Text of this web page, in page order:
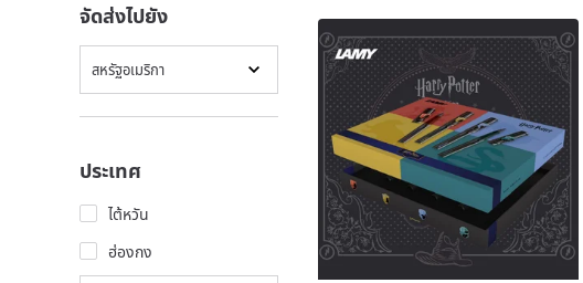
จัดส่งไปยัง
สหรัฐอเมริกา
ประเทศ
ไต้หวัน
ฮ่องกง